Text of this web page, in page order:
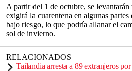
A partir del 1 de octubre, se
exigirá la cuarentena en algunas
bajo riesgo, lo que podría allanar el
sol de invierno.
RELACIONADOS
Tailandia arresta a 89 extranjeros